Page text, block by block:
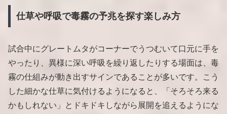
仕草や呼吸で毒霧の予兆を探す楽しみ方
試合中にグレートムタがコーナーでうつむいて口元に手を
やったり、異様に深い呼吸を繰り返したりする場面は、毒
霧の仕組みが動き出すサインであることが多いです。こう
した細かな仕草に気付けるようになると、「そろそろ来る
かもしれない」とドキドキしながら展開を追えるようにな